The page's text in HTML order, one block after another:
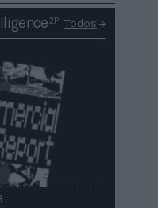
2P Todos